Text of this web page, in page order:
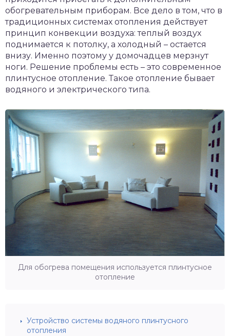
обогревательным приборам. Все дело в том, что в
традиционных системах отопления действует
принцип конвекции воздуха: теплый воздух
поднимается к потолку, а холодный – остается
внизу. Именно поэтому у домочадцев мерзнут
ноги. Решение проблемы есть – это современное
плинтусное отопление. Такое отопление бывает
водяного и электрического типа.
Для обогрева помещения используется плинтусное
отопление
Устройство системы водяного плинтусного
отопления